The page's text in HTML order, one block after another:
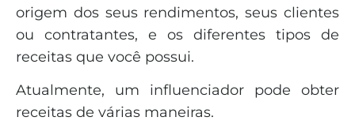
origem dos seus rendimentos, seus clientes
ou contratantes, e os diferentes tipos de
receitas que você possui.
Atualmente, um influenciador pode obter
receitas de várias maneiras.